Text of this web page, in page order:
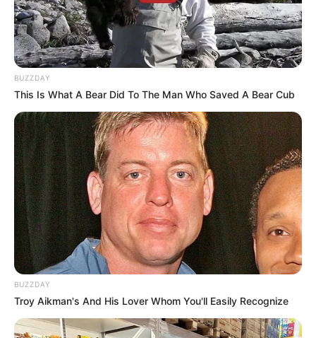
10 Fenomena Kecantikan
Paling Aneh di Dunia, Ada
yang Ekstrim
9 Tips Aman Bleaching
Rambut di Rumah
15 Cara Memerahkan Bibir
Secara Alami, Mudah
BUZZDAY
This Is What A Bear Did To The Man Who Saved A Bear Cub
BUZZDAY
Troy Aikman's And His Lover Whom You'll Easily Recognize